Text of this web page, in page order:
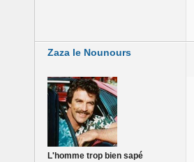
Zaza le Nounours
L'homme trop bien sapé